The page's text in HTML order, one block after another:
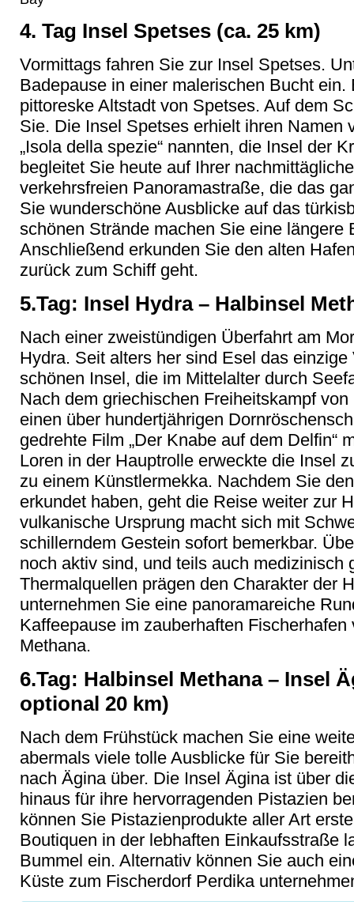
4. Tag Insel Spetses (ca. 25 km)
Vormittags fahren Sie zur Insel Spetses.
Badepause in einer malerischen Bucht
pittoreske Altstadt von Spetses. Auf dem
Sie. Die Insel Spetses erhielt ihren Namen
„Isola della spezie“ nannten, die Insel der
begleitet Sie heute auf Ihrer
verkehrsfreien Panoramastraße, die das
Sie wunderschöne Ausblicke auf das
schönen Strände machen Sie eine längere
Anschließend erkunden Sie den alten
zurück zum Schiff geht.
5.Tag: Insel Hydra – Halbinsel
Nach einer zweistündigen Überfahrt am
Hydra. Seit alters her sind Esel das
schönen Insel, die im Mittelalter durch
Nach dem griechischen Freiheitskampf
einen über hundertjährigen
gedrehte Film „Der Knabe auf dem Delfin“
Loren in der Hauptrolle erweckte die Insel
zu einem Künstlermekka. Nachdem Sie
erkundet haben, geht die Reise weiter zur
vulkanische Ursprung macht sich mit
schillerndem Gestein sofort bemerkbar.
noch aktiv sind, und teils auch medizinisch
Thermalquellen prägen den Charakter der
unternehmen Sie eine panoramareiche
Kaffeepause im zauberhaften
Methana.
6.Tag: Halbinsel Methana – Insel
optional 20 km)
Nach dem Frühstück machen Sie eine
abermals viele tolle Ausblicke für Sie
nach Ägina über. Die Insel Ägina ist über
hinaus für ihre hervorragenden Pistazien
können Sie Pistazienprodukte aller Art
Boutiquen in der lebhaften Einkaufsstraße
Bummel ein. Alternativ können Sie auch
Küste zum Fischerdorf Perdika